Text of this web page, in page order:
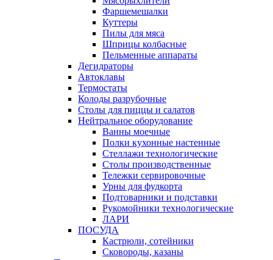
Фаршемешалки
Куттеры
Пилы для мяса
Шприцы колбасные
Пельменные аппараты
Дегидраторы
Автоклавы
Термостаты
Колоды разрубочные
Столы для пиццы и салатов
Нейтральное оборудование
Ванны моечные
Полки кухонные настенные
Стеллажи технологические
Столы производственные
Тележки сервировочные
Урны для фудкорта
Подтоварники и подставки
Рукомойники технологические
ЛАРИ
ПОСУДА
Кастрюли, сотейники
Сковороды, казаны